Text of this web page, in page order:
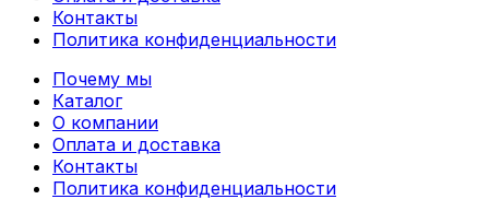
Контакты
Политика конфиденциальности
Почему мы
Каталог
О компании
Оплата и доставка
Контакты
Политика конфиденциальности